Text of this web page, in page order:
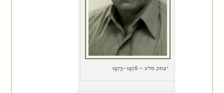
יצחק סלע – 1975-1978